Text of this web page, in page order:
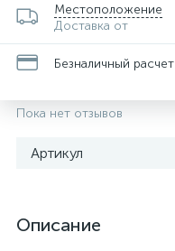
Местоположение
Доставка от
Безналичный расчет
Пока нет отзывов
Артикул
Описание